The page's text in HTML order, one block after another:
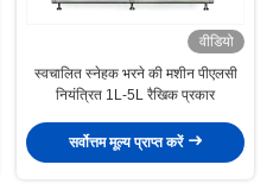
वीडियो
स्वचालित स्नेहक भरने की मशीन पीएलसी
नियंत्रित 1L-5L रैखिक प्रकार
सर्वोत्तम मूल्य प्राप्त करें